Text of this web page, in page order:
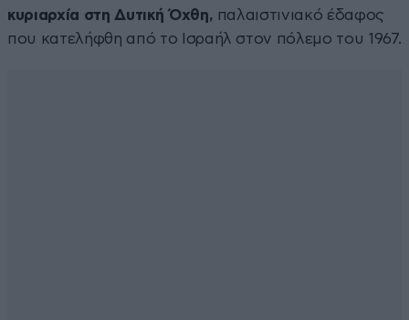
κυριαρχία στη Δυτική Όχθη, παλαιστινιακό έδαφος
που κατελήφθη από το Ισραήλ στον πόλεμο του 1967.